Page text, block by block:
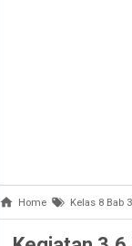
Home Kelas 8 Bab